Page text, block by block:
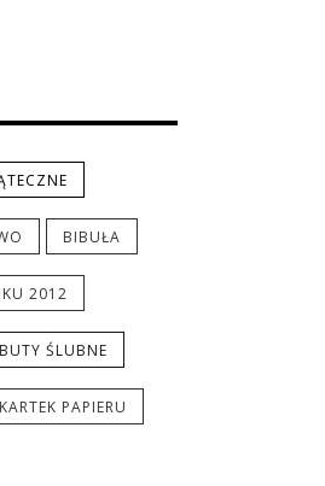
BIBUŁA
2012
BUTY ŚLUBNE
PAPIERU